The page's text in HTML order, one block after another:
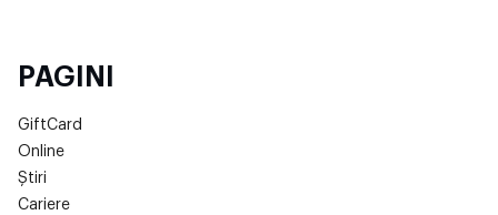
PAGINI
GiftCard
Online
Știri
Cariere